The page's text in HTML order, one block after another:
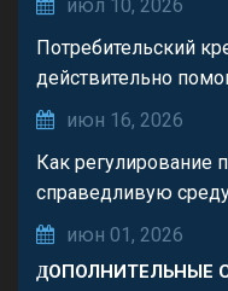
июл 10, 2026
Потребительский
действительно
июн 16, 2026
Как регулирование
справедливую
июн 01, 2026
ДОПОЛНИТЕЛЬНЫЕ